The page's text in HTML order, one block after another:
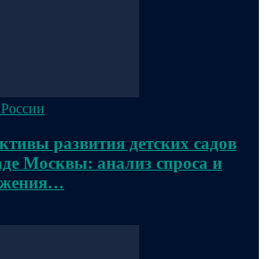
развития детских садов
Москвы: анализ спроса и